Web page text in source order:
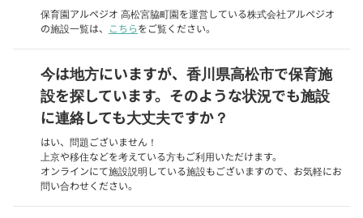
保育園アルペジオ 高松宮脇町園を運営している株式会社アルペジオ
の施設一覧は、
こちらをご覧ください。
今は地方にいますが、香川県高松市で保育施
設を探しています。そのような状況でも施設
に連絡しても大丈夫ですか？
はい、問題ございません！
上京や移住などを考えている方もご利用いただけます。
オンラインにて施設説明している施設もございますので、お気軽にお
問い合わせください。